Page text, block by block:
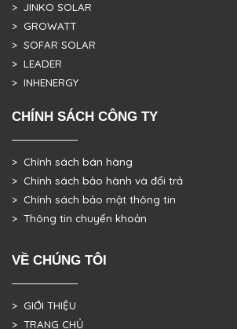
> JINKO SOLAR
> GROWATT
> SOFAR SOLAR
> LEADER
> INHENERGY
CHÍNH SÁCH CÔNG TY
> Chính sách bán hàng
> Chính sách bảo hành và đổi trả
> Chính sách bảo mật thông tin
> Thông tin chuyển khoản
VỀ CHÚNG TÔI
> GIỚI THIỆU
> TRANG CHỦ